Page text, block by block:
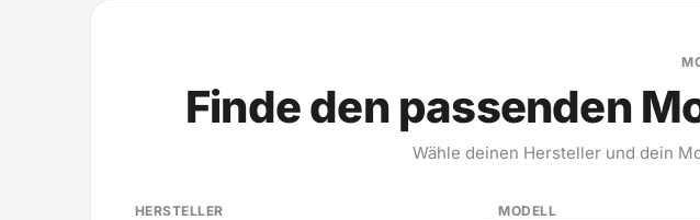
Finde den passenden
Wähle deinen Hersteller und dein
HERSTELLER MODELL